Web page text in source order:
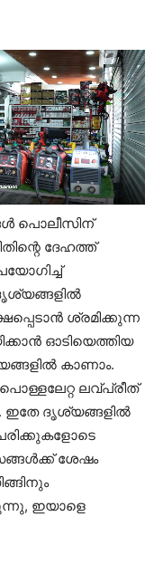
പൊലീസിന്
ദേഹത്ത്
ശ്രമിക്കുന്ന
ഓടിയെത്തിയ
കാണാം.
ലവ്പ്രീത്
ഇതേ ദൃശ്യങ്ങളില്‍
ശേഷം
ഇയാളെ